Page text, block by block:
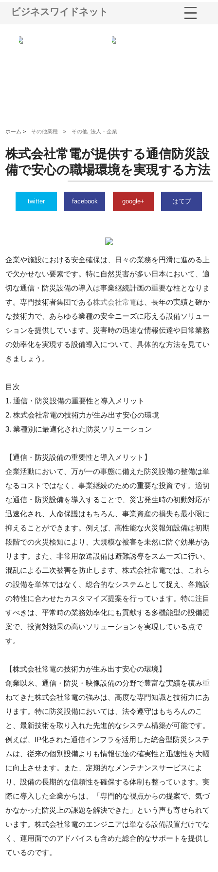
ビジネスワイドネット
ホーム > その他業種 > その他_法人・企業
株式会社常電が提供する通信防災設
備で安心の職場環境を実現する方法
twitter facebook google+ はてブ
企業や施設における安全確保は、日々の業務を円滑に進める上
で欠かせない要素です。特に自然災害が多い日本において、適
切な通信・防災設備の導入は事業継続計画の重要な柱となりま
す。専門技術者集団である株式会社常電は、長年の実績と確か
な技術力で、あらゆる業種の安全ニーズに応える設備ソリュー
ションを提供しています。災害時の迅速な情報伝達や日常業務
の効率化を実現する設備導入について、具体的な方法を見てい
きましょう。
目次
1. 通信・防災設備の重要性と導入メリット
2. 株式会社常電の技術力が生み出す安心の環境
3. 業種別に最適化された防災ソリューション
【通信・防災設備の重要性と導入メリット】
企業活動において、万が一の事態に備えた防災設備の整備は単
なるコストではなく、事業継続のための重要な投資です。適切
な通信・防災設備を導入することで、災害発生時の初動対応が
迅速化され、人命保護はもちろん、事業資産の損失も最小限に
抑えることができます。例えば、高性能な火災報知設備は初期
段階での火災検知により、大規模な被害を未然に防ぐ効果があ
ります。また、非常用放送設備は避難誘導をスムーズに行い、
混乱による二次被害を防止します。株式会社常電では、これら
の設備を単体ではなく、総合的なシステムとして捉え、各施設
の特性に合わせたカスタマイズ提案を行っています。特に注目
すべきは、平常時の業務効率化にも貢献する多機能型の設備提
案で、投資対効果の高いソリューションを実現している点で
す。
【株式会社常電の技術力が生み出す安心の環境】
創業以来、通信・防災・映像設備の分野で豊富な実績を積み重
ねてきた株式会社常電の強みは、高度な専門知識と技術力にあ
ります。特に防災設備においては、法令遵守はもちろんのこ
と、最新技術を取り入れた先進的なシステム構築が可能です。
例えば、IP化された通信インフラを活用した統合型防災システ
ムは、従来の個別設備よりも情報伝達の確実性と迅速性を大幅
に向上させます。また、定期的なメンテナンスサービスによ
り、設備の長期的な信頼性を確保する体制も整っています。実
際に導入した企業からは、「専門的な視点からの提案で、気づ
かなかった防災上の課題を解決できた」という声も寄せられて
います。株式会社常電のエンジニアは単なる設備設置だけでな
く、運用面でのアドバイスも含めた総合的なサポートを提供し
ているのです。